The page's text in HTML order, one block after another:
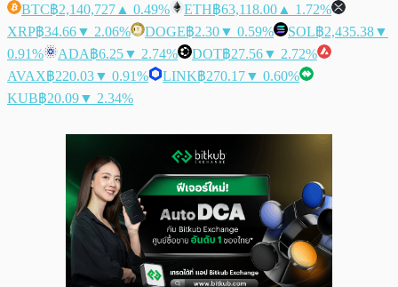
BTC฿2,140,727 ▲ 0.49% ETH฿63,118.00 ▲ 1.72%
XRP฿34.66▼ 2.06% DOGE฿2.30▼ 0.59% SOL฿2,435.38▼
0.91%
ADA฿6.25▼ 2.74% DOT฿27.56▼ 2.72%
AVAX฿220.03▼ 0.91% LINK฿270.17▼ 0.60%
KUB฿20.09▼ 2.34%